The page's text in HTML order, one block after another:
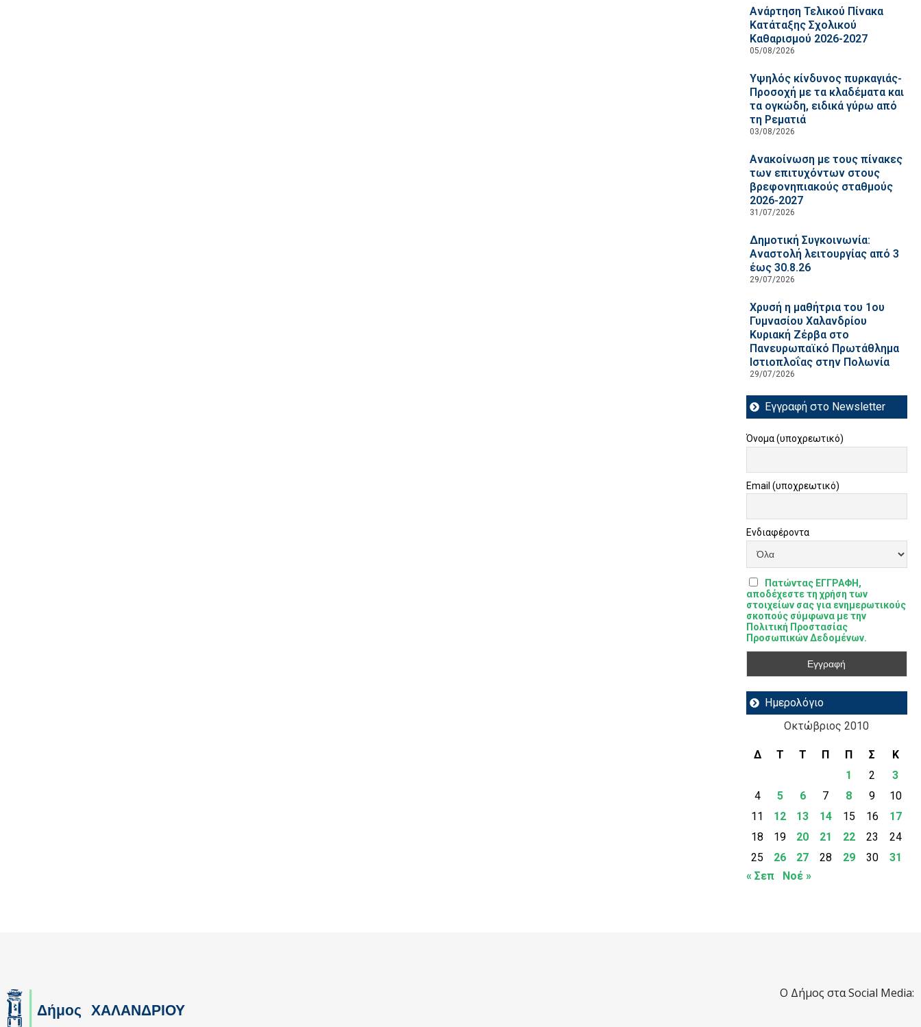
Ανάρτηση Τελικού Πίνακα
Κατάταξης Σχολικού
Καθαρισμού 2026-2027
05/08/2026
Υψηλός κίνδυνος πυρκαγιάς-
Προσοχή με τα κλαδέματα και
τα ογκώδη, ειδικά γύρω από
τη Ρεματιά
03/08/2026
Ανακοίνωση με τους πίνακες
των επιτυχόντων στους
βρεφονηπιακούς σταθμούς
2026-2027
31/07/2026
Δημοτική Συγκοινωνία:
Αναστολή λειτουργίας από 3
έως 30.8.26
29/07/2026
Χρυσή η μαθήτρια του 1ου
Γυμνασίου Χαλανδρίου
Κυριακή Ζέρβα στο
Πανευρωπαϊκό Πρωτάθλημα
Ιστιοπλοΐας στην Πολωνία
29/07/2026
Εγγραφή στο Newsletter
Όνομα (υποχρεωτικό)
Email (υποχρεωτικό)
Ενδιαφέροντα
Πατώντας ΕΓΓΡΑΦΗ,
αποδέχεστε τη χρήση των
στοιχείων σας για ενημερωτικούς
σκοπούς σύμφωνα με την
Πολιτική Προστασίας
Προσωπικών Δεδομένων.
Ημερολόγιο
Οκτώβριος 2010
Δ Τ Τ Π Π Σ
Κ
1
2
3
4
5 6 7 8 9
10
11
12 13 14 15 16
17
18
19 20 21 22 23
24
25
26 27 28 29 30
31
« Σεπ
Νοέ »
Ο Δήμος στα Social Media: